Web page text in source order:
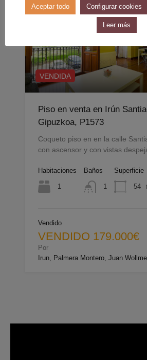
VENDIDA
Piso en venta en Irún
Gipuzkoa, P1573
Coqueto piso en en la calle
con ascensor y con vistas
Habitaciones
1
Baños
1
Superficie
54
Vendido
VENDIDO 179.000€
Por
Irun, Palmera Montero, Juan
Aceptar todo Configurar cookies
Leer más